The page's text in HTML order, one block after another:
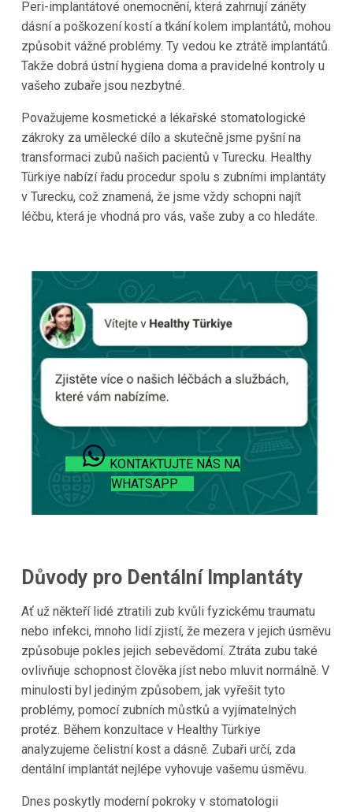
Peri-implantátové onemocnění, která zahrnují záněty
dásní a poškození kostí a tkání kolem implantátů, mohou
způsobit vážné problémy. Ty vedou ke ztrátě implantátů.
Takže dobrá ústní hygiena doma a pravidelné kontroly u
vašeho zubaře jsou nezbytné.
Považujeme kosmetické a lékařské stomatologické
zákroky za umělecké dílo a skutečně jsme pyšní na
transformaci zubů našich pacientů v Turecku. Healthy
Türkiye nabízí řadu procedur spolu s zubními implantáty
v Turecku, což znamená, že jsme vždy schopni najít
léčbu, která je vhodná pro vás, vaše zuby a co hledáte.
KONTAKTUJTE NÁS NA
WHATSAPP
Důvody pro Dentální Implantáty
Ať už někteří lidé ztratili zub kvůli fyzickému traumatu
nebo infekci, mnoho lidí zjistí, že mezera v jejich úsměvu
způsobuje pokles jejich sebevědomí. Ztráta zubu také
ovlivňuje schopnost člověka jíst nebo mluvit normálně. V
minulosti byl jediným způsobem, jak vyřešit tyto
problémy, pomocí zubních můstků a vyjímatelných
protéz. Během konzultace v Healthy Türkiye
analyzujeme čelistní kost a dásně. Zubaři určí, zda
dentální implantát nejlépe vyhovuje vašemu úsměvu.
Dnes poskytly moderní pokroky v stomatologii